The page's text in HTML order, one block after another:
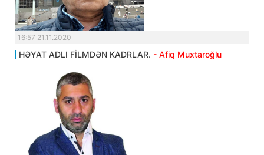
16:57 21.11.2020
HƏYAT ADLI FİLMDƏN KADRLAR. - Afiq Muxtaroğlu